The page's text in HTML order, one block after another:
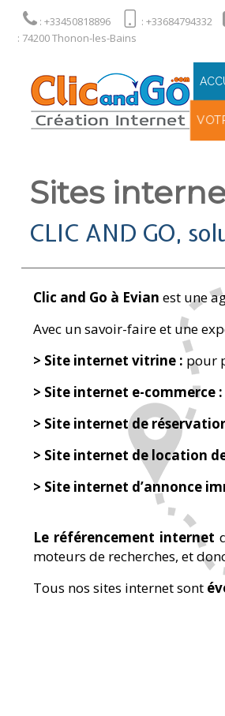
: +33450818896 : +33684794332
: 74200 Thonon-les-Bains
Sites
CLIC AND GO,
Clic and Go à Evian est une
Avec un savoir-faire et une
> Site internet vitrine : pour
> Site internet e-commerce :
> Site internet de
> Site internet de location
> Site internet d’annonce
Le référencement internet
moteurs de recherches, et
Tous nos sites internet sont